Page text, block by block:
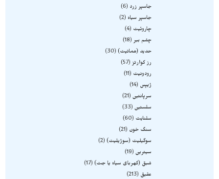
جاسپر زرد
6
جاسپر سیاه
2
چاروئیت
4
چشم ببر 18
حدید (هماتیت) 30
رز کوارتز 57
رودونیت
11
ژیپس
14
سرپانتین 21
سلستین 33
سلنایت
60
سنگ خون
21
سوگیلیت (سوژیلیت) 2
سیترین 19
شبق (کهربای سیاه یا جت) 17
عقیق
213